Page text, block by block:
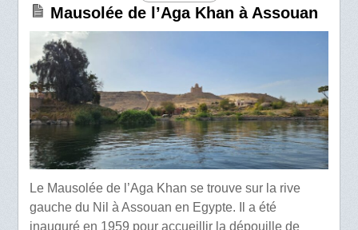
Mausolée de l’Aga Khan à Assouan
Le Mausolée de l’Aga Khan se trouve sur la rive
gauche du Nil à Assouan en Egypte. Il a été
inauguré en 1959 pour accueillir la dépouille de